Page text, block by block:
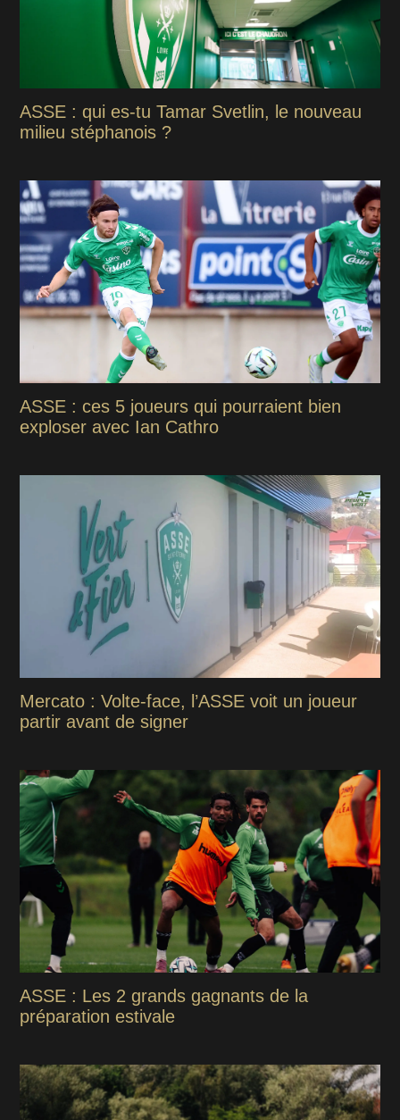
ASSE : qui es-tu Tamar Svetlin, le nouveau
milieu stéphanois ?
ASSE : ces 5 joueurs qui pourraient bien
exploser avec Ian Cathro
Mercato : Volte-face, l’ASSE voit un joueur
partir avant de signer
ASSE : Les 2 grands gagnants de la
préparation estivale